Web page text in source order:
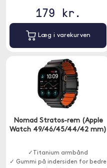
179 kr.
Læg i varekurven
Nomad Stratos-rem (Apple
Watch 49/46/45/44/42 mm)
✓Titanium armbånd
✓ Gummi på indersiden for bedre